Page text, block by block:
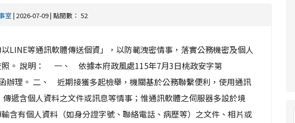
室 | 2026-07-09 | 點閱數： 52
LINE等通訊軟體傳送個資」，以防範洩密情事，落實公務機密及個人
照。 說明： 一、 依據本府政風處115年7月3日桃政安字第
辦理。 二、 近期接獲多起檢舉，機關基於公務聯繫便利，使用通訊
遞含個人資料之文件或訊息等情事；惟通訊軟體之伺服器多設於境
含有個人資料（如身分證字號、聯絡電話、病歷等）之文件、相片或